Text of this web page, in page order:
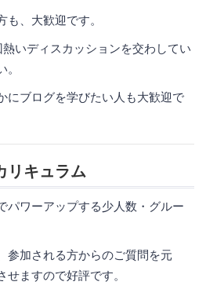
、大歓迎です。
いディスカッションを交わしてい
にブログを学びたい人も大歓迎で
リキュラム
パワーアップする少人数・グルー
参加される方からのご質問を元
ますので好評です。